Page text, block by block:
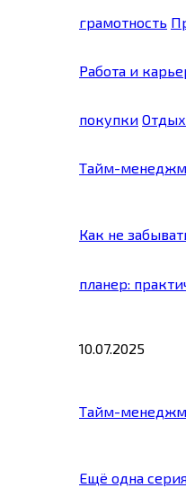
грамотность
Работа и
покупки Отдых
Тайм-
Как не
планер:
10.07.2025
Тайм-
Ещё одна